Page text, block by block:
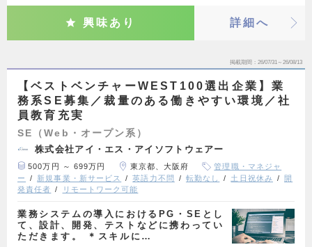
興味あり 詳細へ
掲載期間 26/07/31～26/08/13
【ベストベンチャーWEST100選出企業】業
務系SE募集／裁量のある働きやすい環境／社
員教育充実
SE（Web・オープン系）
株式会社アイ・エス・アイソフトウェアー
500万円 ～ 699万円 東京都、大阪府
管理職・マネジャ
ー
新規事業・新サービス 英語力不問 転勤なし 土日祝休み
開
発責任者
リモートワーク可能
業務システムの導入におけるPG・SEとし
て、設計、開発、テストなどに携わってい
ただきます。 ＊スキルに…